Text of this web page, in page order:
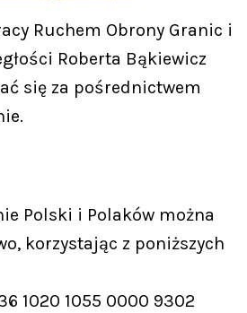
Ruchem Obrony Granic i
Roberta Bąkiewicz
się za pośrednictwem
Polski i Polaków można
korzystając z poniższych
1020 1055 0000 9302